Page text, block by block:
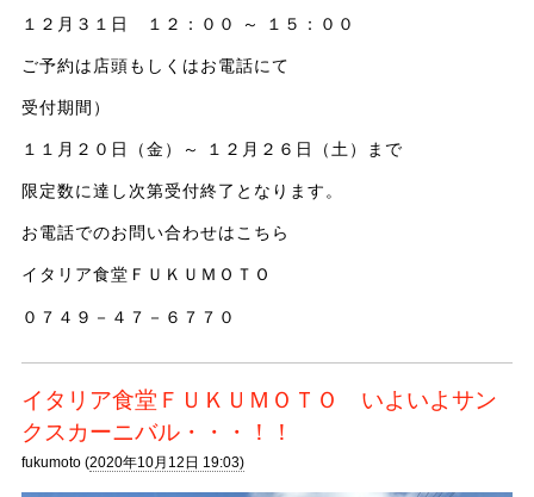
１２月３１日 １２：００ ～ １５：００
ご予約は店頭もしくはお電話にて
受付期間）
１１月２０日（金）～ １２月２６日（土）まで
限定数に達し次第受付終了となります。
お電話でのお問い合わせはこちら
イタリア食堂ＦＵＫＵＭＯＴＯ
０７４９－４７－６７７０
イタリア食堂ＦＵＫＵＭＯＴＯ いよいよサン
クスカーニバル・・・！！
fukumoto (2020年10月12日 19:03)